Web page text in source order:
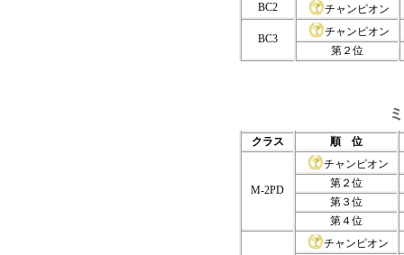
BC2
チャンピオン
BC3
チャンピオン
第２位
クラス 順 位
M-2PD
チャンピオン
第２位
第３位
第４位
チャンピオン